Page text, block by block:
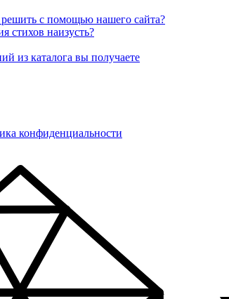
с помощью нашего сайта?
стихов наизусть?
из каталога вы получаете
конфиденциальности